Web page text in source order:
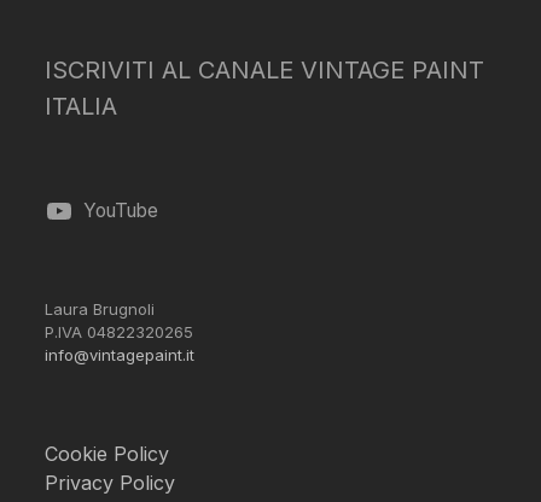
ISCRIVITI AL CANALE VINTAGE PAINT
ITALIA
YouTube
Laura Brugnoli
P.IVA 04822320265
info@vintagepaint.it
Cookie Policy
Privacy Policy